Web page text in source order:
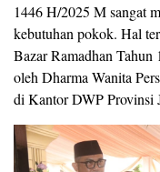
1446 H/2025 M sangat
kebutuhan pokok. Hal
Bazar Ramadhan
oleh Dharma Wanita
di Kantor DWP Provinsi